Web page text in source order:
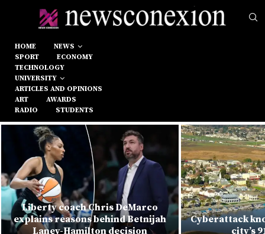
HOME
NEWS
SPORT
ECONOMY
TECHNOLOGY
UNIVERSITY
ARTICLES AND OPINIONS
ART
AWARDS
RADIO
STUDENTS
Liberty coach Chris DeMarco
explains reasons behind Betnijah
Laney-Hamilton decision
Cyberattack
city’s